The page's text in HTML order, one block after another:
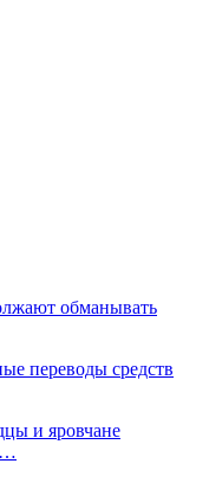
обманывать
переводы средств
и яровчане